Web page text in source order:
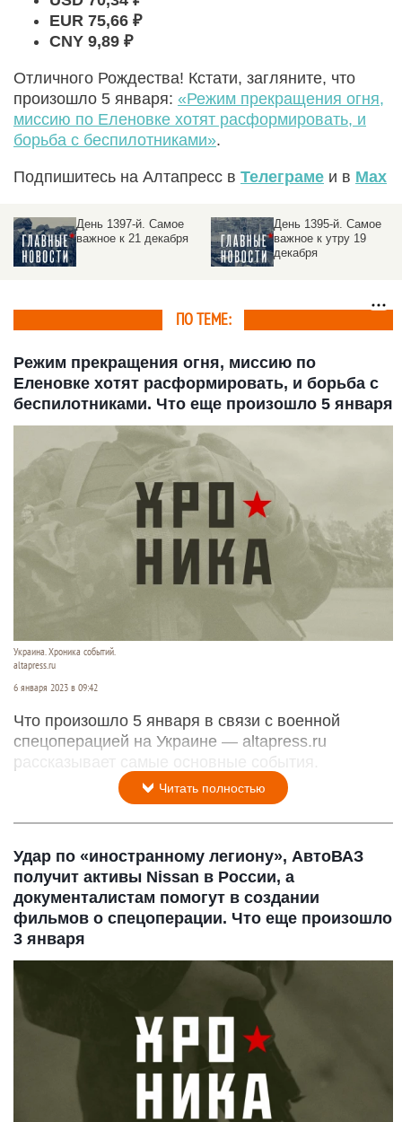
EUR 75,66 ₽
CNY 9,89 ₽
Отличного Рождества! Кстати, загляните, что
произошло 5 января: «Режим прекращения огня,
миссию по Еленовке хотят расформировать, и
борьба с беспилотниками».
Подпишитесь на Алтапресс в Телеграме и в Max
День 1395-й. Самое
важное к утру 19
День 1394-й. Самое
важное к утру 18
декабря
ПО ТЕМЕ:
Режим прекращения огня, миссию по
Еленовке хотят расформировать, и борьба с
беспилотниками. Что еще произошло 5 января
Украина. Хроника событий.
altapress.ru
6 января 2023 в 09:42
Что произошло 5 января в связи с военной
спецоперацией на Украине — altapress.ru
рассказывает самые основные события.
Читать полностью
Удар по «иностранному легиону», АвтоВАЗ
получит активы Nissan в России, а
документалистам помогут в создании
фильмов о спецоперации. Что еще произошло
3 января